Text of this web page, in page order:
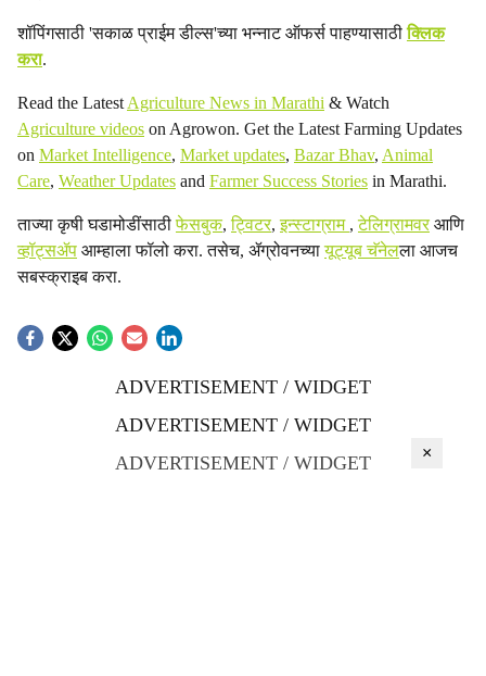
शॉपिंगसाठी 'सकाळ प्राईम डील्स'च्या भन्नाट ऑफर्स पाहण्यासाठीक्लिक
करा.
Read the Latest Agriculture News in Marathi & Watch
Agriculture videos on Agrowon. Get the Latest Farming Updates
on Market Intelligence, Market updates, Bazar Bhav, Animal
Care, Weather Updates and Farmer Success Stories in Marathi.
ताज्या कृषी घडामोडींसाठीफेसबुक,ट्विटर,इन्स्टाग्राम ,टेलिग्रामवरआणि
व्हॉट्सॲप आम्हाला फॉलो करा. तसेच, ॲग्रोवनच्यायूट्यूब चॅनेलला आजच
सबस्क्राइब करा.
ADVERTISEMENT / WIDGET
ADVERTISEMENT / WIDGET
ADVERTISEMENT / WIDGET
×